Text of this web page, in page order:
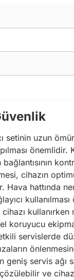
setinin uzun
önemlidir.
cihazın
Hava hattında
kullanılması
koruyucu
servislerde
geniş servis ağı
ve